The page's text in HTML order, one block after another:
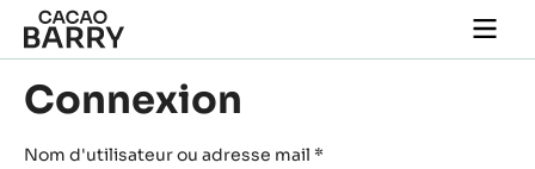
Skip to main content
main
Connexion
Nom d'utilisateur ou adresse mail *